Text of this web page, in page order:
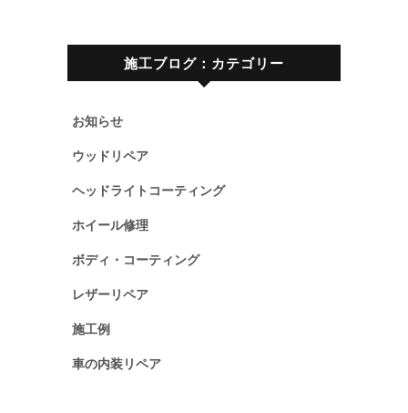
施工ブログ：カテゴリー
お知らせ
ウッドリペア
ヘッドライトコーティング
ホイール修理
ボディ・コーティング
レザーリペア
施工例
車の内装リペア